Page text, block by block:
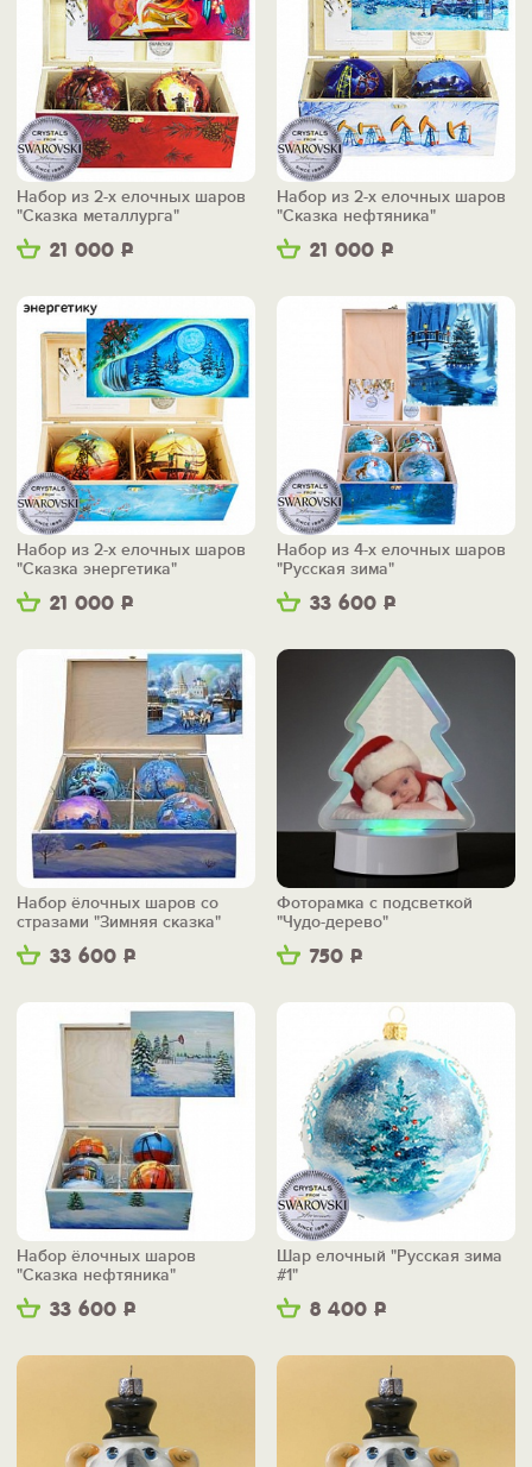
21 000 Р
Набор из 2-х елочных шаров
"Сказка металлурга"
21 000 Р
Набор из 2-х елочных шаров
"Сказка нефтяника"
21 000 Р
Набор из 2-х елочных шаров
"Сказка энергетика"
33 600 Р
Набор из 4-х елочных шаров
"Русская зима"
33 600 Р
Набор ёлочных шаров со
стразами "Зимняя сказка"
750 Р
Фоторамка с подсветкой
"Чудо-дерево"
33 600 Р
Набор ёлочных шаров
"Сказка нефтяника"
8 400 Р
Шар елочный "Русская зима
#1"